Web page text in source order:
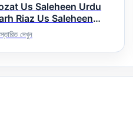
Us Saleheen Urdu
Riaz Us Saleheen
روضۃ الصالحین اردو شرح
দেখুন